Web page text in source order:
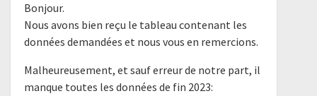
Bonjour.
Nous avons bien reçu le tableau contenant les
données demandées et nous vous en remercions.
Malheureusement, et sauf erreur de notre part, il
manque toutes les données de fin 2023: